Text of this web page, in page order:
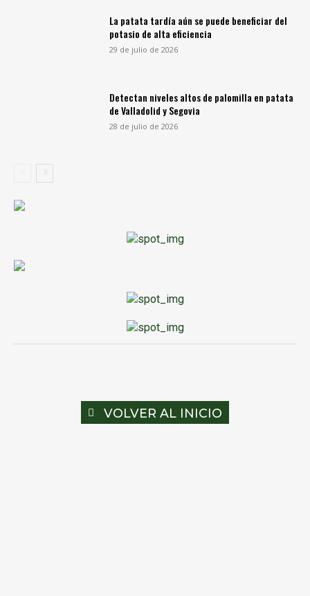
La patata tardía aún se puede beneficiar del
potasio de alta eficiencia
29 de julio de 2026
Detectan niveles altos de palomilla en patata
de Valladolid y Segovia
28 de julio de 2026
VOLVER AL INICIO